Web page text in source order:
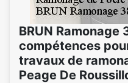
BRUN Ramonage
compétences
travaux de
Peage De